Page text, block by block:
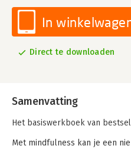
In
Direct te downloaden
Samenvatting
Het basiswerkboek van
Met mindfulness kan je een